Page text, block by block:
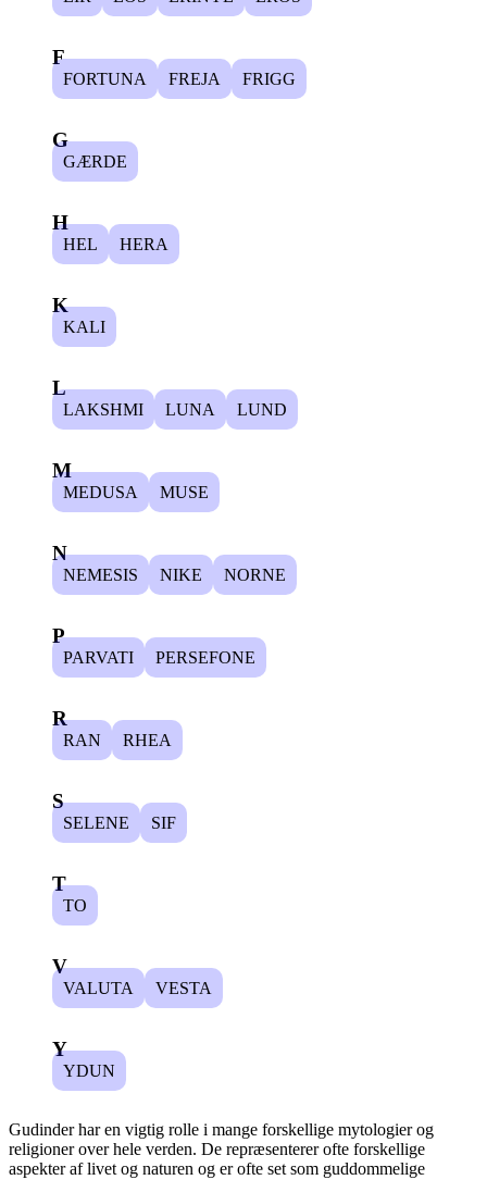
F
FORTUNA FREJA FRIGG
G
GÆRDE
H
HEL HERA
K
KALI
L
LAKSHMI LUNA LUND
M
MEDUSA MUSE
N
NEMESIS NIKE NORNE
P
PARVATI PERSEFONE
R
RAN RHEA
S
SELENE SIF
T
TO
V
VALUTA VESTA
Y
YDUN
Gudinder har en vigtig rolle i mange forskellige mytologier og
religioner over hele verden. De repræsenterer ofte forskellige
aspekter af livet og naturen og er ofte set som guddommelige